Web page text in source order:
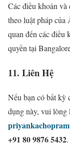
Các điều khoản
theo luật pháp
quan đến các điều
quyền tại
11. Liên Hệ
Nếu bạn có bất kỳ
dụng này, vui lòng
+91 80 9876 5432.